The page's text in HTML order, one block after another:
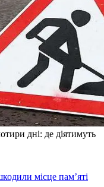
дні: де діятимуть
місце пам’яті